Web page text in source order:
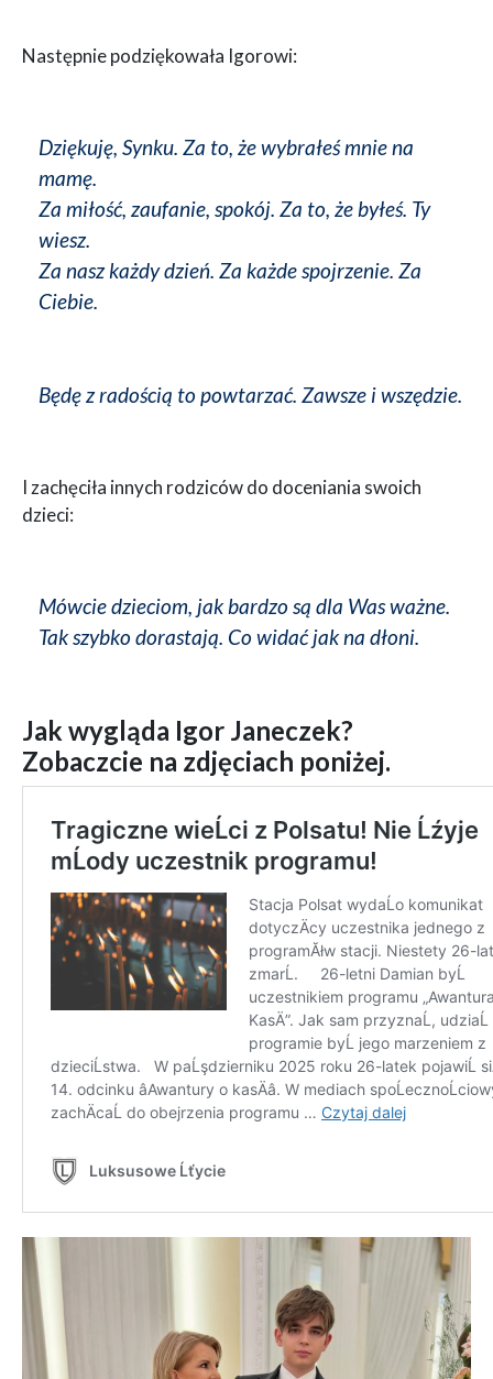
Następnie podziękowała Igorowi:
Dziękuję, Synku. Za to, że wybrałeś mnie na
mamę.
Za miłość, zaufanie, spokój. Za to, że byłeś. Ty
wiesz.
Za nasz każdy dzień. Za każde spojrzenie. Za
Ciebie.
Będę z radością to powtarzać. Zawsze i wszędzie.
I zachęciła innych rodziców do doceniania swoich
dzieci:
Mówcie dzieciom, jak bardzo są dla Was ważne.
Tak szybko dorastają. Co widać jak na dłoni.
Jak wygląda Igor Janeczek?
Zobaczcie na zdjęciach poniżej.